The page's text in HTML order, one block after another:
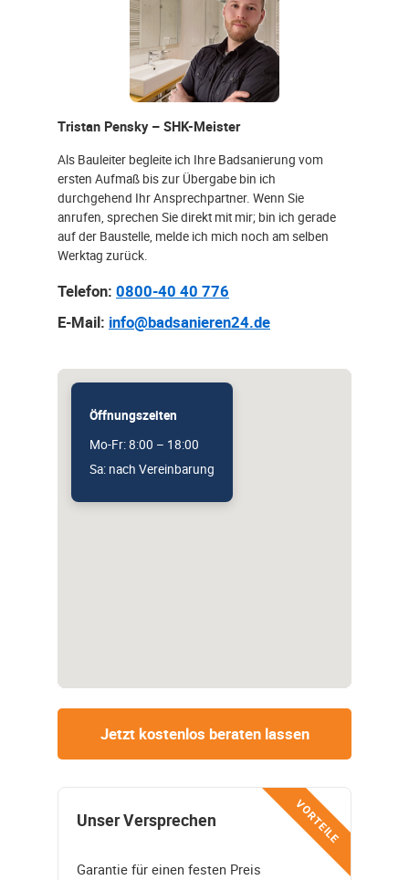
Tristan Pensky – SHK-Meister
Als Bauleiter begleite ich Ihre Badsanierung vom
ersten Aufmaß bis zur Übergabe bin ich
durchgehend Ihr Ansprechpartner. Wenn Sie
anrufen, sprechen Sie direkt mit mir; bin ich gerade
auf der Baustelle, melde ich mich noch am selben
Werktag zurück.
Telefon: 0800-40 40 776
E-Mail: info@badsanieren24.de
Öffnungszeiten
Mo-Fr: 8:00 – 18:00
Sa: nach Vereinbarung
Jetzt kostenlos beraten lassen
VORTEILE
Unser Versprechen
Garantie für einen festen Preis